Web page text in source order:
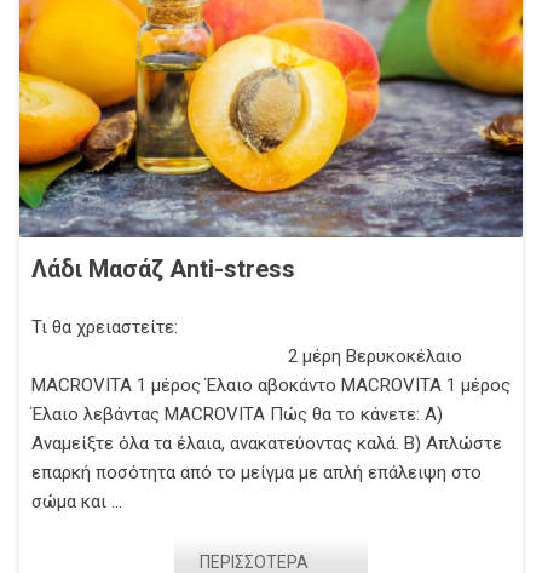
Λάδι Μασάζ Anti-stress
Τι θα χρειαστείτε:
2 μέρη Βερυκοκέλαιο
MACROVITA 1 μέρος Έλαιο αβοκάντο MACROVITA 1 μέρος
Έλαιο λεβάντας MACROVITA Πώς θα το κάνετε: Α)
Αναμείξτε όλα τα έλαια, ανακατεύοντας καλά. Β) Απλώστε
επαρκή ποσότητα από το μείγμα με απλή επάλειψη στο
σώμα και ...
ΠΕΡΙΣΣΟΤΕΡΑ